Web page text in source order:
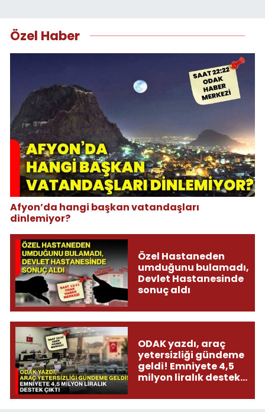
Özel Haber
Afyon’da hangi başkan vatandaşları
dinlemiyor?
Özel Hastaneden
umduğunu bulamadı,
Devlet Hastanesinde
sonuç aldı
ODAK yazdı, araç
yetersizliği gündeme
geldi! Emniyete 4,5
milyon liralık destek